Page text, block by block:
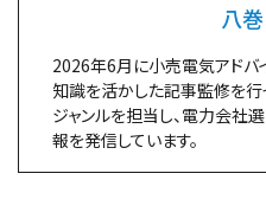
八
2026年6月に小売電気アドバ
知識を活かした記事監修を行
ジャンルを担当し、電力会社
報を発信しています。